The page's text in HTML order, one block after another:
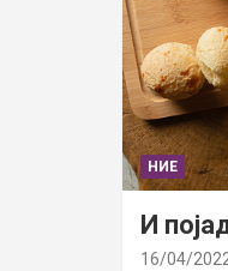
НИЕ
И
16/04/